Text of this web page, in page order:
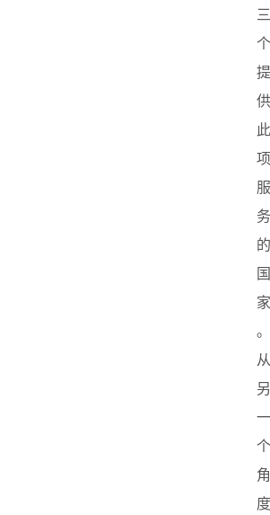
三
个
提
供
此
项
服
务
的
国
家
。
从
另
一
个
角
度